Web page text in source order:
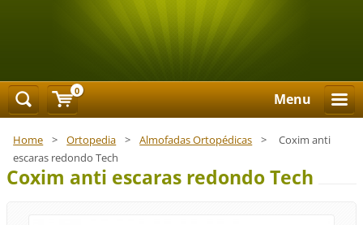
Menu
Home > Ortopedia > Almofadas Ortopédicas >
Coxim anti
escaras redondo Tech
Coxim anti escaras redondo Tech
0